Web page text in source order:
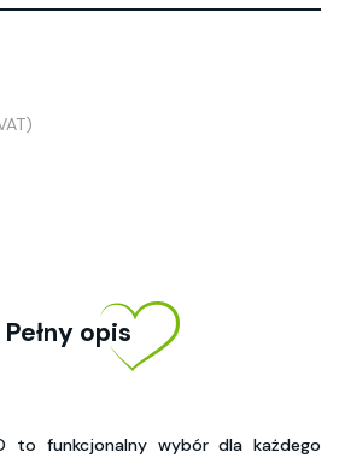
Pełny opis
to funkcjonalny wybór dla każdego